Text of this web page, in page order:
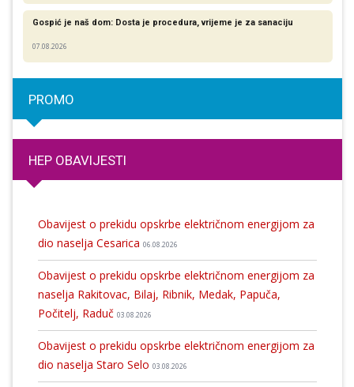
Gospić je naš dom: Dosta je procedura, vrijeme je za sanaciju
07.08.2026
PROMO
HEP OBAVIJESTI
Obavijest o prekidu opskrbe električnom energijom za
dio naselja Cesarica 06.08.2026
Obavijest o prekidu opskrbe električnom energijom za
naselja Rakitovac, Bilaj, Ribnik, Medak, Papuča,
Počitelj, Raduč 03.08.2026
Obavijest o prekidu opskrbe električnom energijom za
dio naselja Staro Selo 03.08.2026